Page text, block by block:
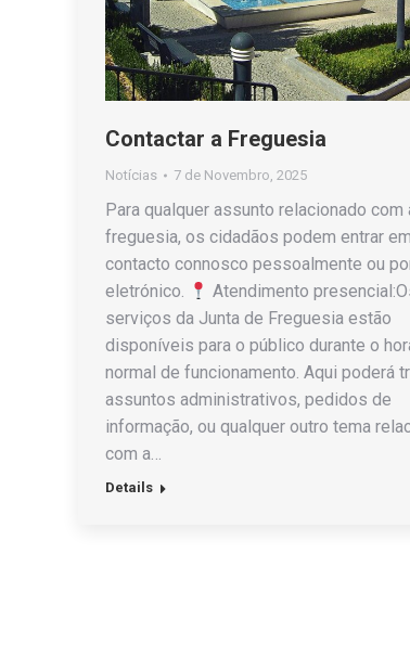
Contactar a Freguesia
Notícias 7 de Novembro, 2025
Para qualquer assunto relacionado com
freguesia, os cidadãos podem entrar em
contacto connosco pessoalmente ou
eletrónico.
Atendimento
serviços da Junta de Freguesia estão
disponíveis para o público durante o
normal de funcionamento. Aqui poderá
assuntos administrativos, pedidos de
informação, ou qualquer outro tema
com a…
Details